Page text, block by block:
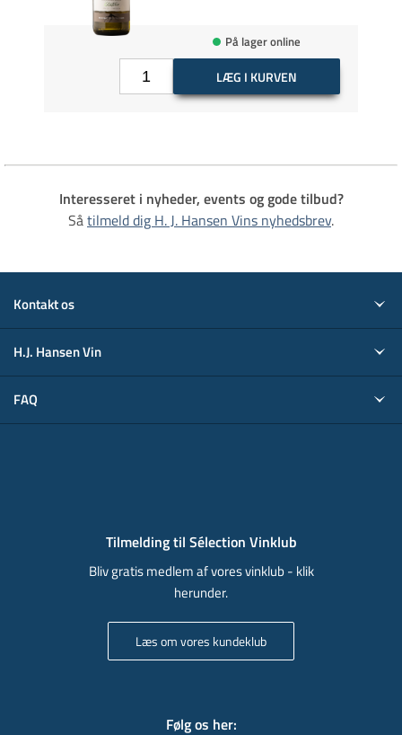
På lager online
LÆG I KURVEN
Interesseret i nyheder, events og gode tilbud?
Såtilmeld dig H. J. Hansen Vins nyhedsbrev.
Kontakt os
H.J. Hansen Vin
FAQ
Tilmelding til Sélection Vinklub
Bliv gratis medlem af vores vinklub - klik
herunder.
Læs om vores kundeklub
Følg os her: